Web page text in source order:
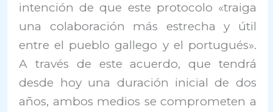
intención de que este protocolo «traiga
una colaboración más estrecha y útil
entre el pueblo gallego y el portugués».
A través de este acuerdo, que tendrá
desde hoy una duración inicial de dos
años, ambos medios se comprometen a